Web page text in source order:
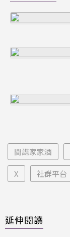
間諜家家酒
X 社群平台
延伸閱讀